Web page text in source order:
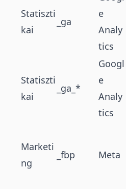
Statiszti
kai
_ga
e
Analy
tics
Statiszti
kai
_ga_*
Googl
e
Analy
tics
Marketi
ng
_fbp Meta